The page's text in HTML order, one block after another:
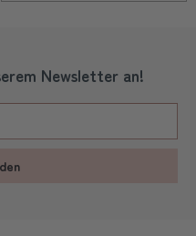
Newsletter an!